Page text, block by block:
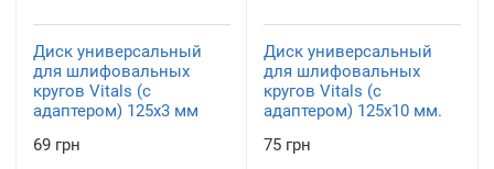
Диск универсальный
для шлифовальных
кругов Vitals (с
адаптером) 125х3 мм
69 грн
Диск универсальный
для шлифовальных
кругов Vitals (с
адаптером) 125х10 мм.
75 грн